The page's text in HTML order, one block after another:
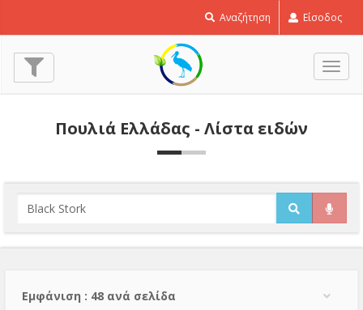
Αναζήτηση Είσοδος
Πουλιά Ελλάδας - Λίστα ειδών
Εμφάνιση : 48 ανά σελίδα